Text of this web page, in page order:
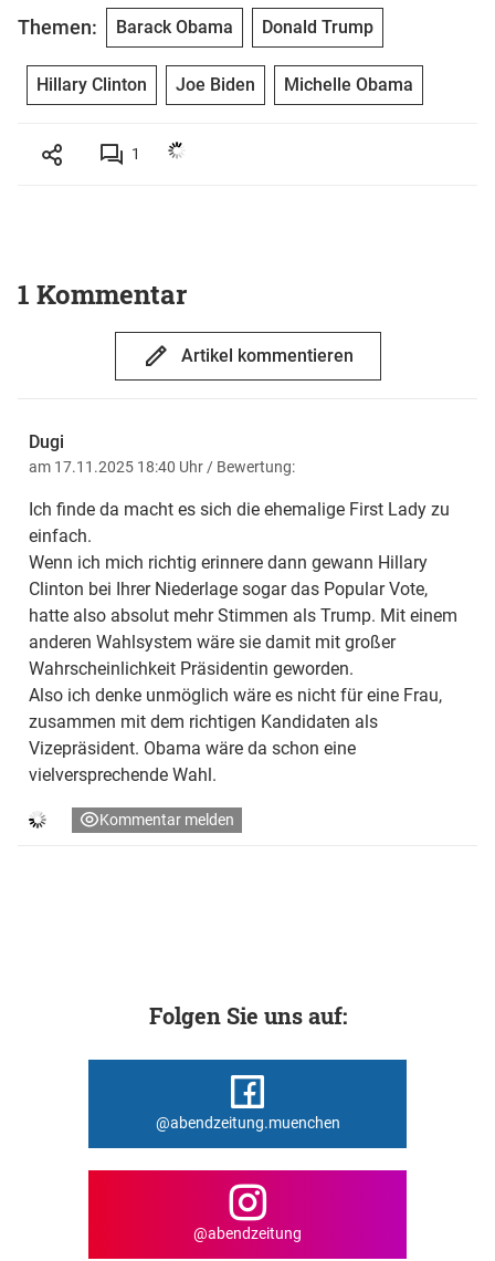
Themen: Barack Obama Donald Trump
Hillary Clinton Joe Biden Michelle Obama
1
1 Kommentar
Artikel kommentieren
Dugi
am 17.11.2025 18:40 Uhr / Bewertung:
Ich finde da macht es sich die ehemalige First Lady zu
einfach.
Wenn ich mich richtig erinnere dann gewann Hillary
Clinton bei Ihrer Niederlage sogar das Popular Vote,
hatte also absolut mehr Stimmen als Trump. Mit einem
anderen Wahlsystem wäre sie damit mit großer
Wahrscheinlichkeit Präsidentin geworden.
Also ich denke unmöglich wäre es nicht für eine Frau,
zusammen mit dem richtigen Kandidaten als
Vizepräsident. Obama wäre da schon eine
vielversprechende Wahl.
Kommentar melden
Folgen Sie uns auf:
@abendzeitung.muenchen
@abendzeitung